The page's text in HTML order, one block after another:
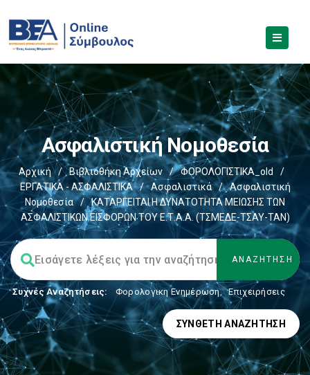
Ασφαλιστική Νομοθεσία
Αρχική / Βιβλιοθήκη Αρχείων / ΦΟΡΟΛΟΓΙΣΤΙΚΑ_old
/
ΕΡΓΑΤΙΚΑ - ΑΣΦΑΛΙΣΤΙΚΑ
/ Ασφαλιστικά /
Ασφαλιστική
Νομοθεσία
/
ΚΑΤΑΡΓΕΙΤΑΙ Η ΔΥΝΑΤΟΤΗΤΑ ΜΕΙΩΣΗΣ ΤΩΝ
ΑΣΦΑΛΙΣΤΙΚΩΝ ΕΙΣΦΟΡΩΝ ΤΟΥ Ε.Τ.Α.Α. (ΤΣΜΕΔΕ-ΤΣΑΥ-ΤΑΝ)
Συχνές Αναζητήσεις: Φορολογικη Ενημέρωση, Επιχειρήσεις
ΣΎΝΘΕΤΗ ΑΝΑΖΉΤΗΣΗ